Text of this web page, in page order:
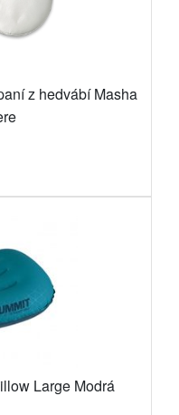
z hedvábí Masha
Large Modrá